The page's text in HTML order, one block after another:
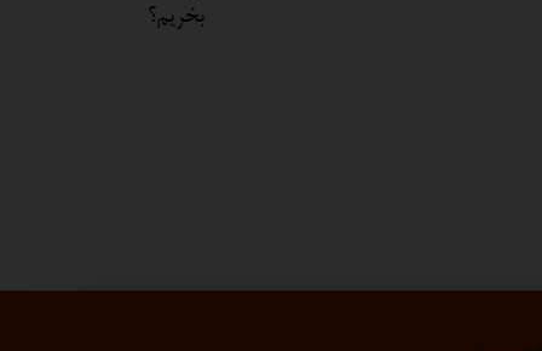
بخریم؟